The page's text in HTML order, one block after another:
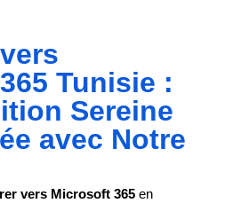
Tunisie :
Sereine
avec Notre
vers Microsoft 365 en